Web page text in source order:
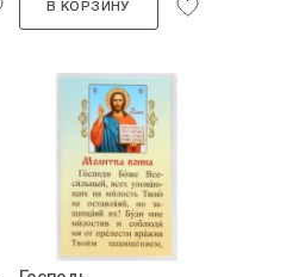
В КОРЗИНУ